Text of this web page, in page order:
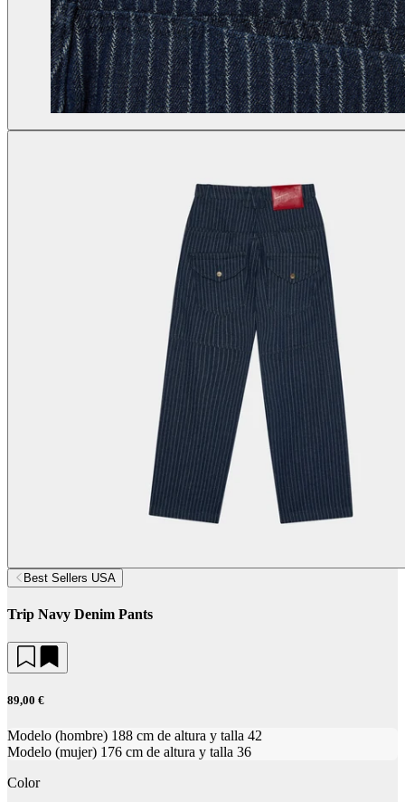
Best Sellers USA
Trip Navy Denim Pants
89,00 €
Modelo (hombre) 188 cm de altura y talla 42
Modelo (mujer) 176 cm de altura y talla 36
Color